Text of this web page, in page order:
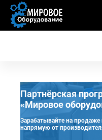
Партнёрская
«Мировое
Зарабатывайте на
напрямую от